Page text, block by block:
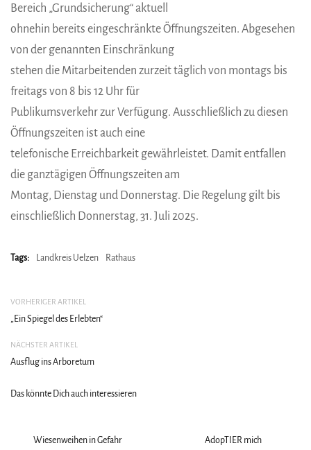
Bereich „Grundsicherung“ aktuell
ohnehin bereits eingeschränkte Öffnungszeiten. Abgesehen
von der genannten Einschränkung
stehen die Mitarbeitenden zurzeit täglich von montags bis
freitags von 8 bis 12 Uhr für
Publikumsverkehr zur Verfügung. Ausschließlich zu diesen
Öffnungszeiten ist auch eine
telefonische Erreichbarkeit gewährleistet. Damit entfallen
die ganztägigen Öffnungszeiten am
Montag, Dienstag und Donnerstag. Die Regelung gilt bis
einschließlich Donnerstag, 31. Juli 2025.
Tags: Landkreis Uelzen Rathaus
VORHERIGER ARTIKEL
„Ein Spiegel des Erlebten“
NÄCHSTER ARTIKEL
Ausflug ins Arboretum
Das könnte Dich auch interessieren
Wiesenweihen in Gefahr AdopTIER mich